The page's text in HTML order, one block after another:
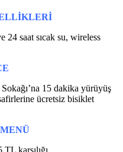
24 saat sıcak su, wireless
Sokağı’na 15 dakika yürüyüş
ücretsiz bisiklet
karşılığı